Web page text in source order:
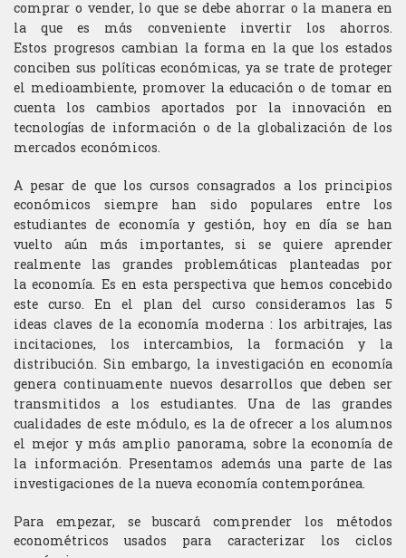
comprar o vender, lo quese debe ahorrar o la manera en
la que es más conveniente invertir los ahorros.
Estos progresos cambian la forma en la que los estados
conciben sus políticas económicas, ya se trate de proteger
el medioambiente, promover la educación o de tomar en
cuenta los cambios aportados por la innovación en
tecnologías de información o de la globalización de los
mercados económicos.
A pesar de que los cursos consagrados a los principios
económicos siempre han sido populares entre los
estudiantes de economía y gestión, hoy en día se han
vuelto aún más importantes, si se quiere aprender
realmente las grandes problemáticas planteadas por
laeconomía. Es en esta perspectiva que hemos concebido
este curso. En el plan del curso consideramos las 5
ideas claves de la economía moderna : losarbitrajes, las
incitaciones, los intercambios, la formación y la
distribución. Sinembargo, la investigación en economía
genera continuamente nuevos desarrollos que deben ser
transmitidos a los estudiantes. Una de las grandes
cualidades de este módulo,es la de ofrecer a los alumnos
el mejor y más amplio panorama, sobre la economía de
la información. Presentamos además una parte de las
investigaciones de la nueva economía contemporánea.
Para empezar, se buscará comprender los métodos
econométricos usados para caracterizar los ciclos